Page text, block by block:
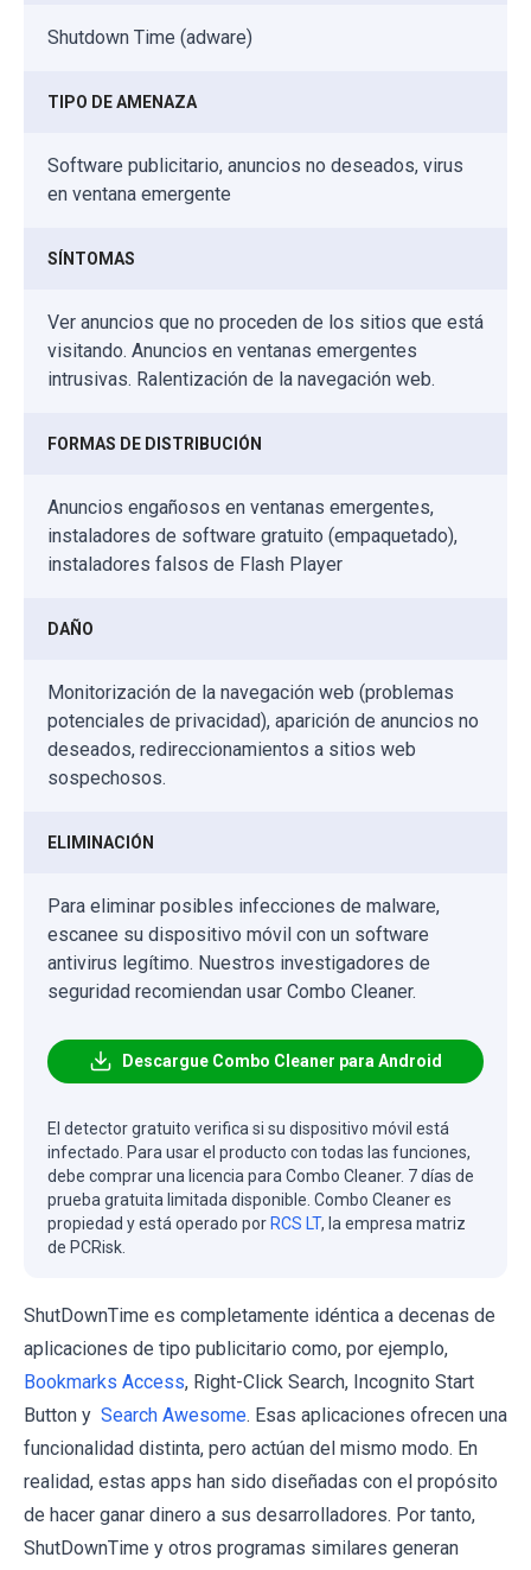
Shutdown Time (adware)
TIPO DE AMENAZA
Software publicitario, anuncios no deseados, virus
en ventana emergente
SÍNTOMAS
Ver anuncios que no proceden de los sitios que está
visitando. Anuncios en ventanas emergentes
intrusivas. Ralentización de la navegación web.
FORMAS DE DISTRIBUCIÓN
Anuncios engañosos en ventanas emergentes,
instaladores de software gratuito (empaquetado),
instaladores falsos de Flash Player
DAÑO
Monitorización de la navegación web (problemas
potenciales de privacidad), aparición de anuncios no
deseados, redireccionamientos a sitios web
sospechosos.
ELIMINACIÓN
Para eliminar posibles infecciones de malware,
escanee su dispositivo móvil con un software
antivirus legítimo. Nuestros investigadores de
seguridad recomiendan usar Combo Cleaner.
Descargue Combo Cleaner para Android
El detector gratuito verifica si su dispositivo móvil está
infectado. Para usar el producto con todas las funciones,
debe comprar una licencia para Combo Cleaner. 7 días de
prueba gratuita limitada disponible. Combo Cleaner es
propiedad y está operado por RCS LT, la empresa matriz
de PCRisk.
ShutDownTime es completamente idéntica a decenas de
aplicaciones de tipo publicitario como, por ejemplo,
Bookmarks Access, Right-Click Search, Incognito Start
Button y Search Awesome. Esas aplicaciones ofrecen una
funcionalidad distinta, pero actúan del mismo modo. En
realidad, estas apps han sido diseñadas con el propósito
de hacer ganar dinero a sus desarrolladores. Por tanto,
ShutDownTime y otros programas similares generan